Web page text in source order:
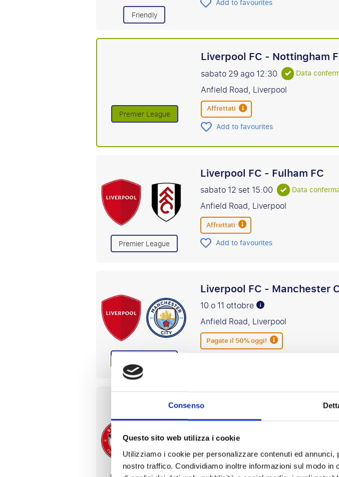
Consenso
Questo sito web utilizza i cookie
Utilizziamo i cookie per personalizzare contenuti ed
nostro traffico. Condividiamo inoltre informazioni sul modo
Friendly
Premier League
Liverpool FC - Nottingham
sabato 29 ago12:30 Data
Anfield Road, Liverpool
Affrettati
Add to favourites
Premier League
Liverpool FC - Fulham FC
sabato 12 set 15:00 Data
Anfield Road, Liverpool
Affrettati
Add to favourites
Liverpool FC - Manchester
10 o 11 ottobre
Anfield Road, Liverpool
Pagate il 50% oggi!
Brentford FC - Liverpool FC
Gtech Community Stadium, Londra
Pagate il 50% oggi!